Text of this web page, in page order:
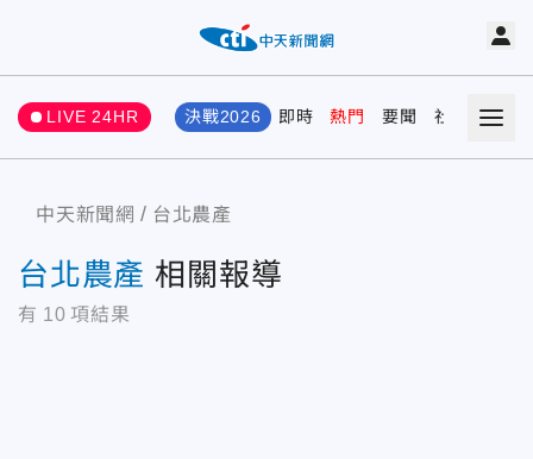
LIVE 24HR 決戰2026 即時 熱門 要聞 社會 娛樂
中天新聞網 台北農產
台北農產 相關報導
有 10 項結果